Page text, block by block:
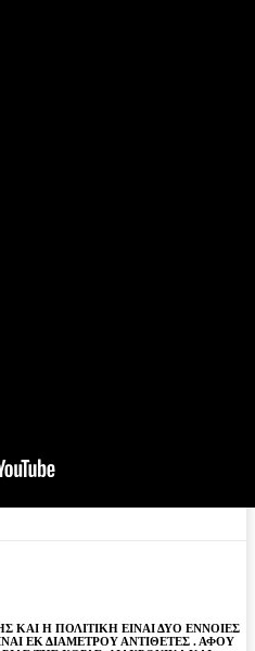
ΚΑΙ Η ΠΟΛΙΤΙΚΗ ΕΙΝΑΙ ΔΥΟ ΕΝΝΟΙΕΣ
ΕΚ ΔΙΑΜΕΤΡΟΥ ΑΝΤΙΘΕΤΕΣ . ΑΦΟΥ